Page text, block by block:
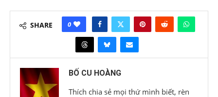
SHARE 0
BỐ CU HOÀNG
Thích chia sẻ mọi thứ mình biết, rèn